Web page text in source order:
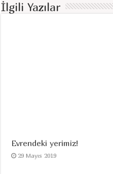
İlgili Yazılar
Evrendeki yerimiz!
29 Mayıs 2019